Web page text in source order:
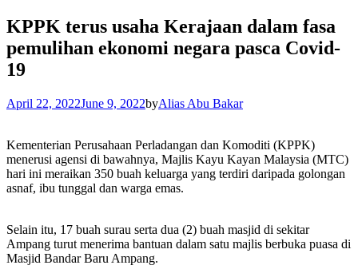
KPPK terus usaha Kerajaan dalam fasa
pemulihan ekonomi negara pasca Covid-
19
April 22, 2022June 9, 2022byAlias Abu Bakar
Kementerian Perusahaan Perladangan dan Komoditi (KPPK)
menerusi agensi di bawahnya, Majlis Kayu Kayan Malaysia (MTC)
hari ini meraikan 350 buah keluarga yang terdiri daripada golongan
asnaf, ibu tunggal dan warga emas.
Selain itu, 17 buah surau serta dua (2) buah masjid di sekitar
Ampang turut menerima bantuan dalam satu majlis berbuka puasa di
Masjid Bandar Baru Ampang.